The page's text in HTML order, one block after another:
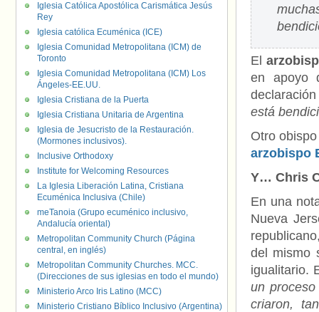
El
en apoyo
está
Otro
arzobispo
Y… Chris
En una
Nueva
del mismo
igualitario.
un
criaron,
Iglesia Católica Apostólica Carismática Jesús
Rey
Iglesia católica Ecuménica (ICE)
Iglesia Comunidad Metropolitana (ICM) de
Toronto
Iglesia Comunidad Metropolitana (ICM) Los
Ángeles-EE.UU.
Iglesia Cristiana de la Puerta
Iglesia Cristiana Unitaria de Argentina
Iglesia de Jesucristo de la Restauración.
(Mormones inclusivos).
Inclusive Orthodoxy
Institute for Welcoming Resources
La Iglesia Liberación Latina, Cristiana
Ecuménica Inclusiva (Chile)
meTanoia (Grupo ecuménico inclusivo,
Andalucía oriental)
Metropolitan Community Church (Página
central, en inglés)
Metropolitan Community Churches. MCC.
(Direcciones de sus iglesias en todo el mundo)
Ministerio Arco Iris Latino (MCC)
Ministerio Cristiano Bíblico Inclusivo (Argentina)